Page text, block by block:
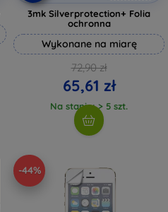
3mk Silverprotection+ Folia
ochronna
Wykonane na miarę
72,90 zł
65,61 zł
Na stanie: > 5 szt.
-44%